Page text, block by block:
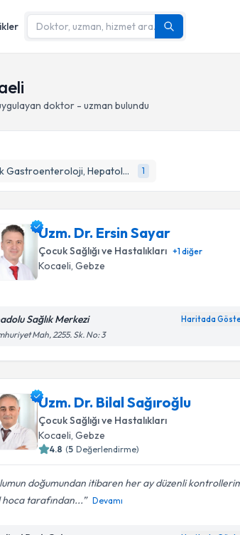
doktor - uzman bulundu
Çocuk Gastroenteroloji, Hepatoloji ve Beslenme 1
Uzm. Dr. Ersin Sayar
Çocuk Sağlığı ve Hastalıkları +1diğer
Kocaeli, Gebze
Sağlık Merkezi Haritada
Mah, 2255. Sk. No: 3
Uzm. Dr. Bilal Sağıroğlu
Çocuk Sağlığı ve Hastalıkları
Kocaeli, Gebze
4.8 (5 Değerlendirme)
doğumundan itibaren her ay düzenli
hoca tarafından...
Devamı